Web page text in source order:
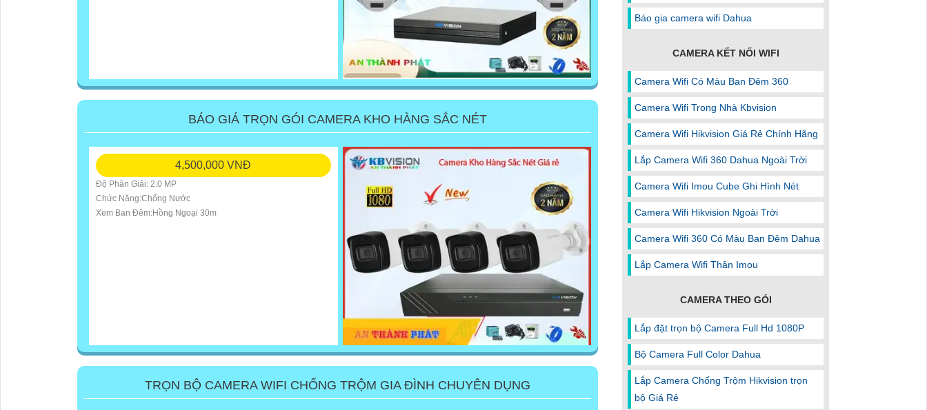
BÁO GIÁ TRỌN GÓI CAMERA KHO HÀNG SẮC NÉT
4,500,000 VNĐ
Độ Phân Giải: 2.0 MP
Chức Năng:Chống Nước
Xem Ban Đêm:Hồng Ngoại 30m
TRỌN BỘ CAMERA WIFI CHỐNG TRỘM GIA ĐÌNH CHUYÊN DỤNG
Báo gia camera wifi Dahua
CAMERA KẾT NỐI WIFI
Camera Wifi Có Màu Ban Đêm 360
Camera Wifi Trong Nhà Kbvision
Camera Wifi Hikvision Giá Rẻ Chính Hãng
Lắp Camera Wifi 360 Dahua Ngoài Trời
Camera Wifi Imou Cube Ghi Hình Nét
Camera Wifi Hikvision Ngoài Trời
Camera Wifi 360 Có Màu Ban Đêm Dahua
Lắp Camera Wifi Thân Imou
CAMERA THEO GÓI
Lắp đặt trọn bộ Camera Full Hd 1080P
Bộ Camera Full Color Dahua
Lắp Camera Chống Trộm Hikvision trọn
bộ Giá Rẻ